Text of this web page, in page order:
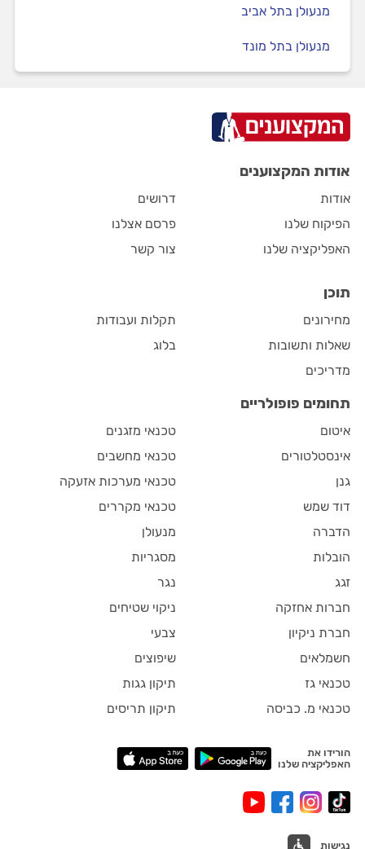
מנעולן בתל אביב
מנעולן בתל מונד
אודות המקצוענים
אודות
הפיקוח שלנו
האפליקציה שלנו
דרושים
פרסם אצלנו
צור קשר
תוכן
מחירונים
שאלות ותשובות
מדריכים
תקלות ועבודות
בלוג
תחומים פופולריים
איטום
אינסטלטורים
גנן
דוד שמש
הדברה
הובלות
זגג
חברות אחזקה
חברת ניקיון
חשמלאים
טכנאי גז
טכנאי מ. כביסה
טכנאי מזגנים
טכנאי מחשבים
טכנאי מערכות אזעקה
טכנאי מקררים
מנעולן
מסגריות
נגר
ניקוי שטיחים
צבעי
שיפוצים
תיקון גגות
תיקון תריסים
הורידו את
האפליקציה שלנו
נגישות